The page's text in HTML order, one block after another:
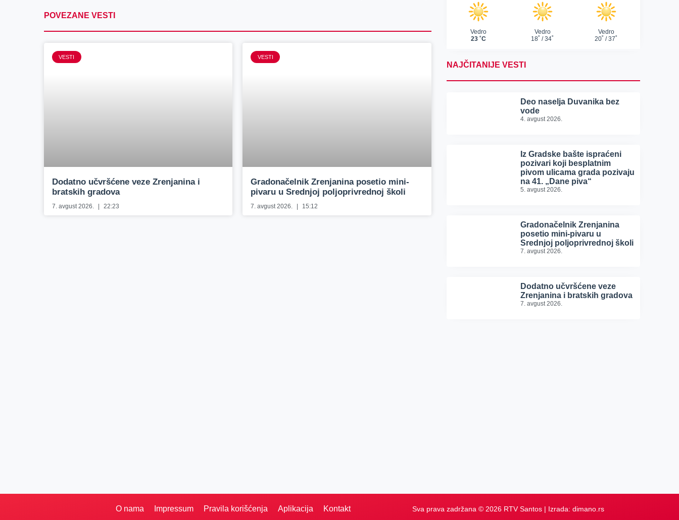
POVEZANE VESTI
VESTI
Dodatno učvršćene veze Zrenjanina i
bratskih gradova
7. avgust 2026. 22:23
VESTI
Gradonačelnik Zrenjanina posetio mini-
pivaru u Srednjoj poljoprivrednoj školi
7. avgust 2026. 15:12
NAJČITANIJE VESTI
Deo naselja Duvanika bez
vode
4. avgust 2026.
Iz Gradske bašte ispraćeni
pozivari koji besplatnim
pivom ulicama grada pozivaju
na 41. „Dane piva“
5. avgust 2026.
Gradonačelnik Zrenjanina
posetio mini-pivaru u
Srednjoj poljoprivrednoj školi
7. avgust 2026.
Dodatno učvršćene veze
Zrenjanina i bratskih gradova
7. avgust 2026.
O nama Impressum Pravila korišćenja Aplikacija Kontakt Sva prava zadržana © 2026 RTV Santos | Izrada: dimano.rs